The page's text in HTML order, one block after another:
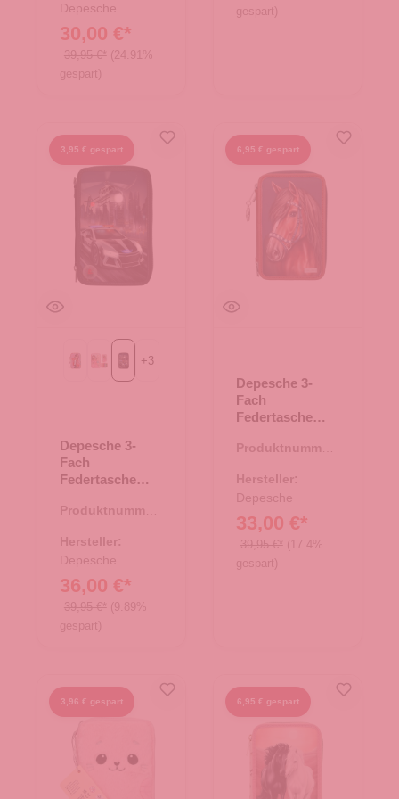
Depesche
30,00 €*
39,95 €* (24.91%
gespart)
gespart)
3,95 € gespart
GIRL POWER
JUICYPolizeiauto
+3
Depesche 3-
Fach
Federtasche
LED Polizeiauto
Produktnummer:
Hersteller:
Depesche
36,00 €*
39,95 €* (9.89%
gespart)
6,95 € gespart
Depesche 3-
Fach
Federtasche
LUXURY
Produktnummer:
Hersteller:
Depesche
33,00 €*
39,95 €* (17.4%
gespart)
3,96 € gespart 6,95 € gespart